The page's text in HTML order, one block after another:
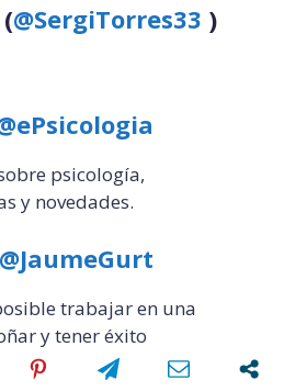
@SergiTorres33 )
psicología,
y novedades.
@JaumeGurt
trabajar en una
y tener éxito
en@ SchibstedSpain